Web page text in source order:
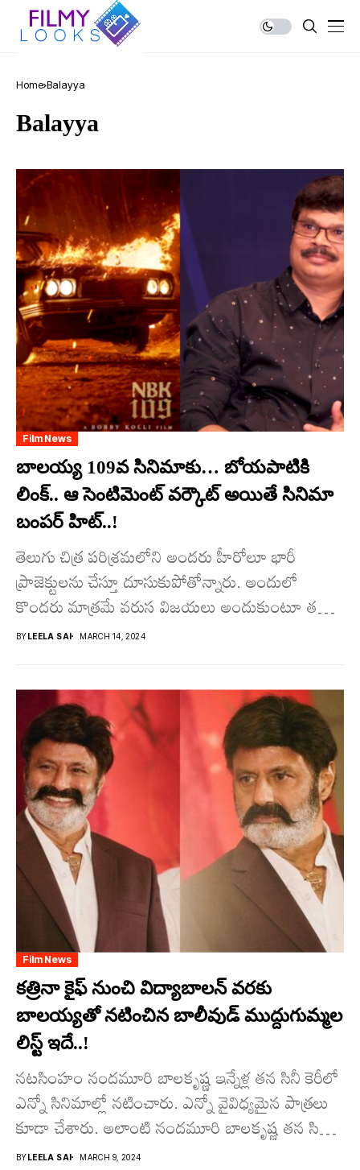
Home Balayya
Balayya
Film News
బాలయ్య 109వ సినిమాకు… బోయపాటికి
లింక్.. ఆ సెంటిమెంట్ వర్కౌట్ అయితే సినిమా
బంపర్ హిట్..!
తెలుగు చిత్ర పరిశ్రమలోని అందరు హీరోలూ భారీ
ప్రాజెక్టులను చేస్తూ దూసుకుపోతోన్నారు. అందులో
కొందరు మాత్రమే వ‌రుస విజ‌య‌లు అందుకుంటూ త‌మ‌
సత్తా చాటుతున్నారు. వారిలో నటసింహాం నందమూరి
BY LEELA SAI MARCH 14, 2024
Film News
కత్రినా కైఫ్ నుంచి విద్యాబాలన్ వ‌ర‌కు
బాల‌య్య‌తో న‌టించిన బాలీవుడ్ ముద్దుగుమ్మ‌ల
లిస్ట్ ఇదే..!
నట‌సింహం నందమూరి బాలకృష్ణ ఇన్నేళ్ల తన సినీ కెరీలో
ఎన్నో సినిమాల్లో నటించారు. ఎన్నో వైవిధ్యమైన పాత్రలు
కూడా చేశారు. అలాంటి నందమూరి బాలకృష్ణ తన సినీ
కెరీర్ లో బాలీవుడ్...
BYLEELA SAI MARCH 9, 2024